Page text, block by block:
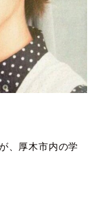
、厚木市内の学